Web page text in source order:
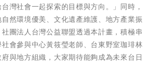
灣社會一起探索的目標與方向。」同時，
然環境優美、文化遺產維護、地方產業振
團法人台灣公益聯盟透過本計畫，積極串
會參與中心黃筱瑩老師、台東野室珈琲林
與地方組織，大家期待能夠成為未來台日